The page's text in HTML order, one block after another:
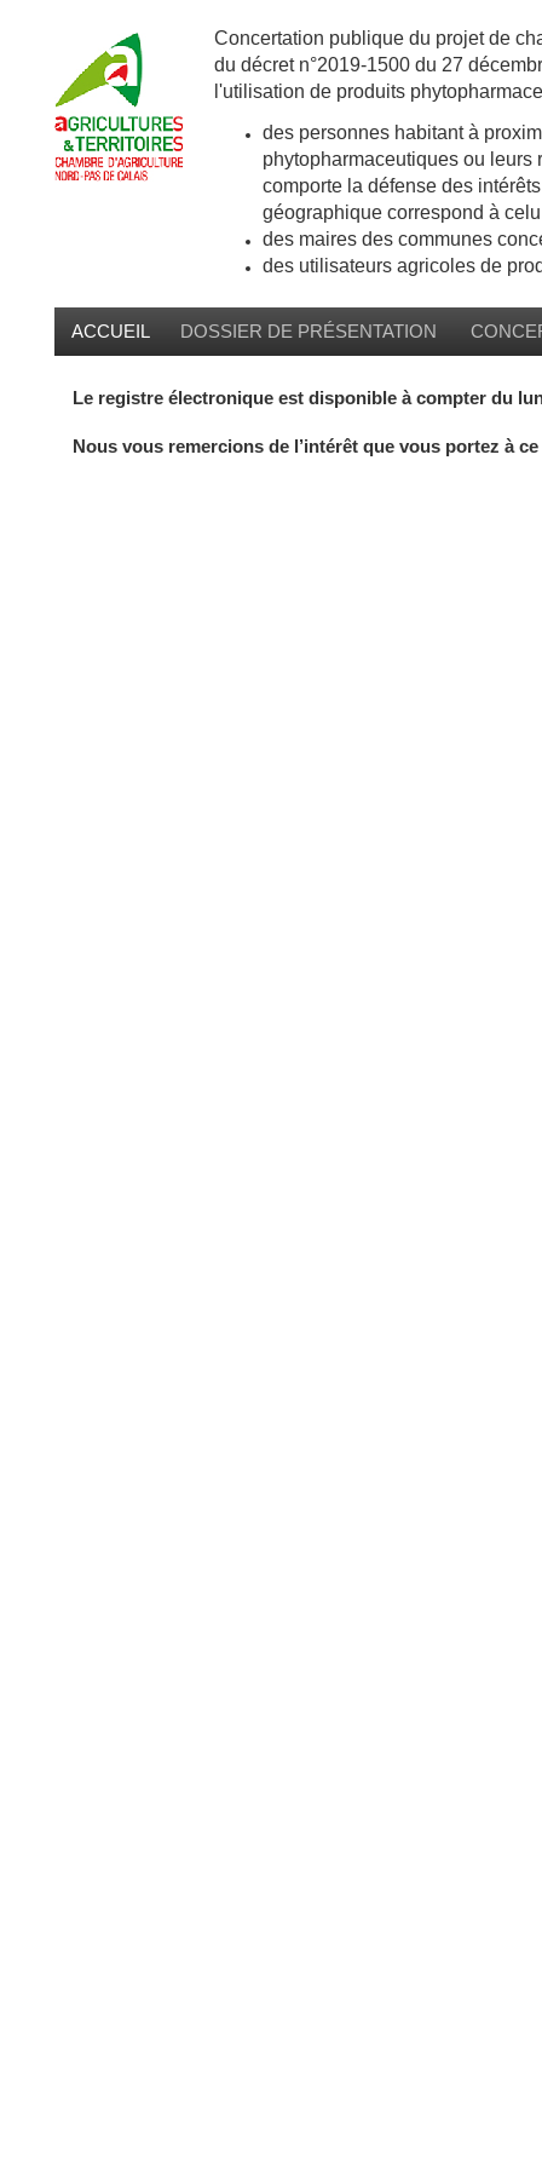
Concertation publique du projet de
du décret n°2019-1500 du 27
l'utilisation de produits
des personnes habitant à
phytopharmaceutiques ou
comporte la défense des
géographique correspond à
des maires des communes
des utilisateurs agricoles de
ACCUEIL DOSSIER DE PRÉSENTATION
Le registre électronique est disponible à compter du
Nous vous remercions de l’intérêt que vous portez à